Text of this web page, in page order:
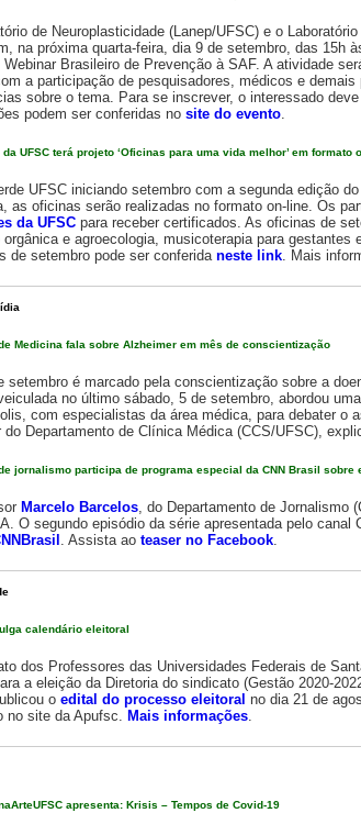
de Neuroplasticidade (Lanep/UFSC) e o
na próxima quarta-feira, dia 9 de setembro, das 15h
Brasileiro de Prevenção à SAF. A atividade
a participação de pesquisadores, médicos e
sobre o tema. Para se inscrever, o interessado
podem ser conferidas no site do evento.
da UFSC terá projeto ‘Oficinas para uma vida melhor’ em formato
UFSC iniciando setembro com a segunda edição
as oficinas serão realizadas no formato on-line. Os
da UFSC para receber certificados. As oficinas de
orgânica e agroecologia, musicoterapia para
de setembro pode ser conferida neste link. Mais
Medicina fala sobre Alzheimer em mês de conscientização
setembro é marcado pela conscientização sobre a
no último sábado, 5 de setembro, abordou
com especialistas da área médica, para debater o
do Departamento de Clínica Médica (CCS/UFSC),
jornalismo participa de programa especial da CNN Brasil sobre
Marcelo Barcelos, do Departamento de Jornalismo
O segundo episódio da série apresentada pelo canal
. Assista ao teaser no Facebook.
calendário eleitoral
dos Professores das Universidades Federais de
a eleição da Diretoria do sindicato (Gestão 2020-
o edital do processo eleitoral no dia 21 de
no site da Apufsc. Mais informações.
apresenta: Krisis – Tempos de Covid-19